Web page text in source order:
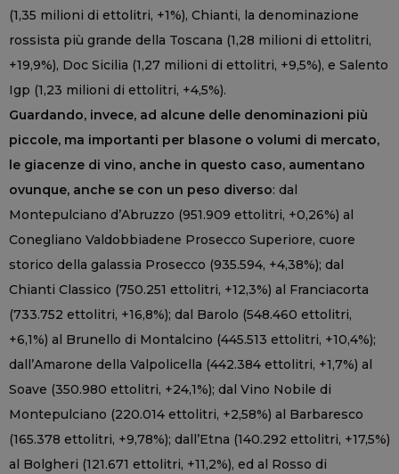
(1,35 milioni di ettolitri, +1%), Chianti, la denominazione
rossista più grande della Toscana (1,28 milioni di ettolitri,
+19,9%), Doc Sicilia (1,27 milioni di ettolitri, +9,5%), e Salento
Igp (1,23 milioni di ettolitri, +4,5%).
Guardando, invece, ad alcune delle denominazioni più
piccole, ma importanti per blasone o volumi di mercato,
le giacenze di vino, anche in questo caso, aumentano
ovunque, anche se con un peso diverso: dal
Montepulciano d’Abruzzo (951.909 ettolitri, +0,26%) al
Conegliano Valdobbiadene Prosecco Superiore, cuore
storico della galassia Prosecco (935.594, +4,38%); dal
Chianti Classico (750.251 ettolitri, +12,3%) al Franciacorta
(733.752 ettolitri, +16,8%); dal Barolo (548.460 ettolitri,
+6,1%) al Brunello di Montalcino (445.513 ettolitri, +10,4%);
dall’Amarone della Valpolicella (442.384 ettolitri, +1,7%) al
Soave (350.980 ettolitri, +24,1%); dal Vino Nobile di
Montepulciano (220.014 ettolitri, +2,58%) al Barbaresco
(165.378 ettolitri, +9,78%); dall’Etna (140.292 ettolitri, +17,5%)
al Bolgheri (121.671 ettolitri, +11,2%), ed al Rosso di